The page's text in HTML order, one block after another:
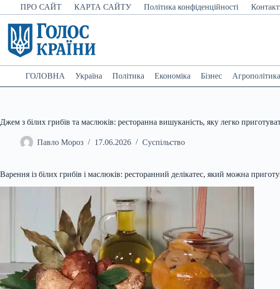
Перейти
до
вмісту
ПРО САЙТ КАРТА САЙТУ Політика конфіденційності
ГОЛОВНА Україна Політика Економіка Бізнес Агрополітика
Джем з білих грибів та маслюків: ресторанна вишуканість, яку легко
Павло Мороз 17.06.2026 Суспільство
Варення із білих грибів і маслюків: ресторанний делікатес, який можна